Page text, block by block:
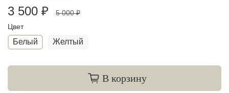
3 500 ₽
5 000 ₽
Цвет
Белый Желтый
В корзину